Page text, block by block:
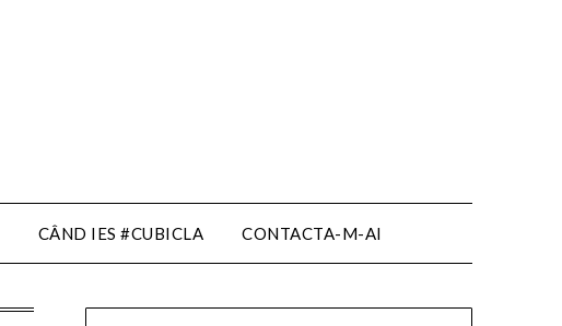
CÂND IES #CUBICLA CONTACTA-M-AI